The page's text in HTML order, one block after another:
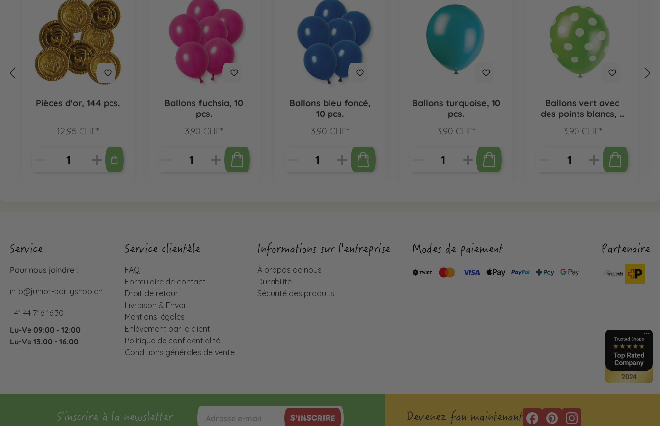
Pièces d'or, 144 pcs.
12,95 CHF*
Ballons fuchsia, 10
pcs.
3,90 CHF*
Ballons bleu foncé,
10 pcs.
3,90 CHF*
Ballons turquoise, 10
pcs.
3,90 CHF*
Ballons vert avec
des points blancs, 6
3,90 CHF*
Service
Pour nous joindre :
info@junior-partyshop.ch
+41 44 716 16 30
Lu-Ve 09:00 - 12:00
Lu-Ve 13:00 - 16:00
Service clientèle
FAQ
Formulaire de contact
Droit de retour
Livraison & Envoi
Mentions légales
Enlèvement par le client
Politique de confidentialité
Conditions générales de vente
Informations sur l'entreprise
À propos de nous
Durabilité
Sécurité des produits
Modes de paiement Partenaire
S'inscrire à la newsletter S'INSCRIRE Devenez fan maintenant